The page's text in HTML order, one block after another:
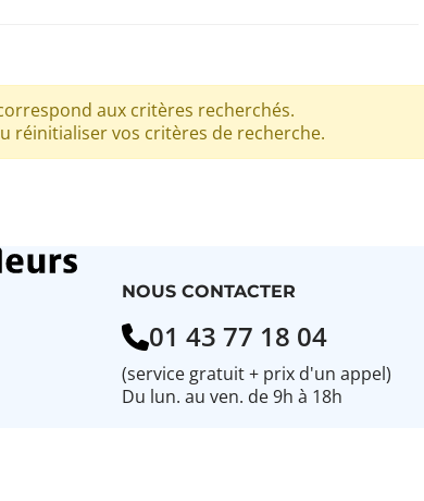
aux critères recherchés.
réinitialiser vos critères de recherche.
NOUS CONTACTER
01 43 77 18 04
(service gratuit + prix d'un appel)
Du lun. au ven. de 9h à 18h